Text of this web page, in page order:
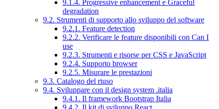
9.1.4. Progressive enhancement e Graceful
degradation
9.2. Strumenti di supporto allo sviluppo del software
9.2.1. Feature detection
9.2.2. Verificare le feature disponibili con Can I
use
9.2.3. Strumenti e risorse per CSS e JavaScript
9.2.4. Supporto browser
9.2.5. Misurare le prestazioni
9.3. Catalogo del riuso
9.4. Sviluppare con il design system .italia
9.4.1. Il framework Bootstrap Italia
9.4.2. Il kit di sviluppo React